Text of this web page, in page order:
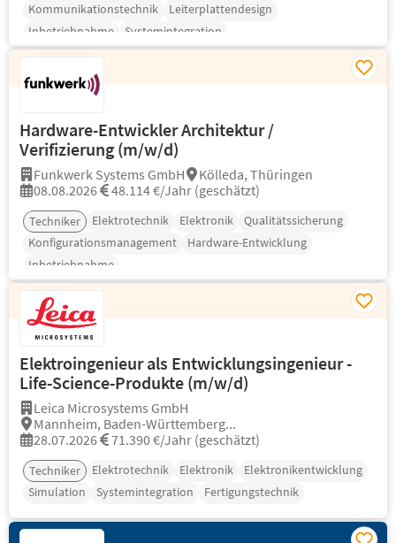
Kommunikationstechnik
Leiterplattendesign
Inbetriebnahme
Systemintegration
Hardware-Entwickler Architektur /
Verifizierung (m/w/d)
Funkwerk Systems GmbH
Kölleda, Thüringen
08.08.2026
48.114 €/Jahr (geschätzt)
Techniker Elektrotechnik Elektronik
Qualitätssicherung
Konfigurationsmanagement
Hardware-Entwicklung
Inbetriebnahme
Elektroingenieur als Entwicklungsingenieur -
Life-Science-Produkte (m/w/d)
Leica Microsystems GmbH
Mannheim, Baden-Württemberg...
28.07.2026
71.390 €/Jahr (geschätzt)
Techniker Elektrotechnik Elektronik
Elektronikentwicklung
Simulation
Systemintegration Fertigungstechnik